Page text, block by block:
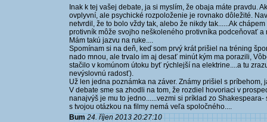
Inak k tej vašej debate, ja si myslím, že obaja máte pravdu.
ovplyvní, ale psychické rozpoloženie je rovnako dôležité.
netvrdil, že to bolo vždy tak, alebo že nikdy tak......Ak
protivník môže svojho neškoleného protivníka podceňovať
Mám takú jazvu na ruke....
Spomínam si na deň, keď som prvý krát prišiel na tréning
nado mnou, ale trvalo im aj desať minút kým ma porazili,
stačilo v komúnom útoku byť rýchlejší na elektrine....a tu
nevýslovnú radosť).
Už len jedna poznámka na záver. Známy prišiel s
V debate sme sa zhodli na tom, že rozdiel hovoriaci v
nanajvýš je mu to jedno......vezmi si príklad zo
s tvojou otázkou na filmy nemá veľa spoločného....
Bum 24. říjen 2013 20:27:10